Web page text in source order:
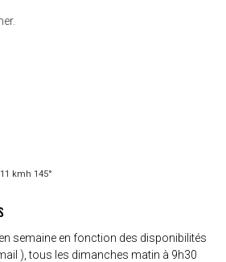
kmh 145°
semaine en fonction des disponibilités
), tous les dimanches matin à 9h30